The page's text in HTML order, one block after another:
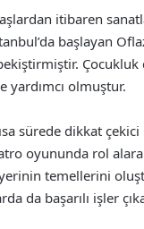
itibaren
başlayan
yardımcı olmuştur.
sürede dikkat çekici
oyununda rol
temellerini
da başarılı işler